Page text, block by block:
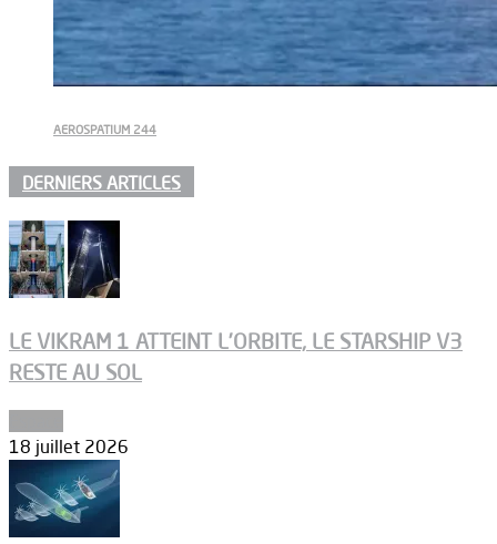
AEROSPATIUM 244
DERNIERS ARTICLES
LE VIKRAM 1 ATTEINT L’ORBITE, LE STARSHIP V3
RESTE AU SOL
18 juillet 2026